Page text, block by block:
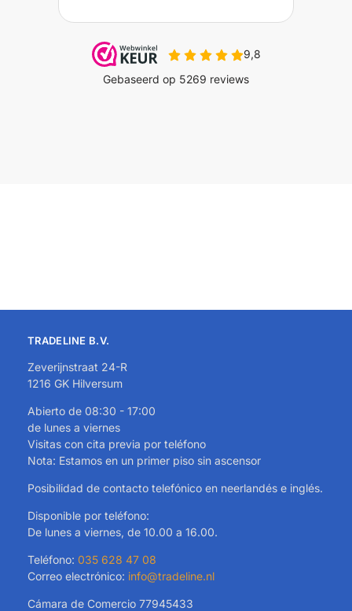
TRADELINE B.V.
Zeverijnstraat 24-R
1216 GK Hilversum
Abierto de 08:30 - 17:00
de lunes a viernes
Visitas con cita previa por teléfono
Nota: Estamos en un primer piso sin ascensor
Posibilidad de contacto telefónico en neerlandés e inglés.
Disponible por teléfono:
De lunes a viernes, de 10.00 a 16.00.
Teléfono: 035 628 47 08
Correo electrónico: info@tradeline.nl
Cámara de Comercio 77945433